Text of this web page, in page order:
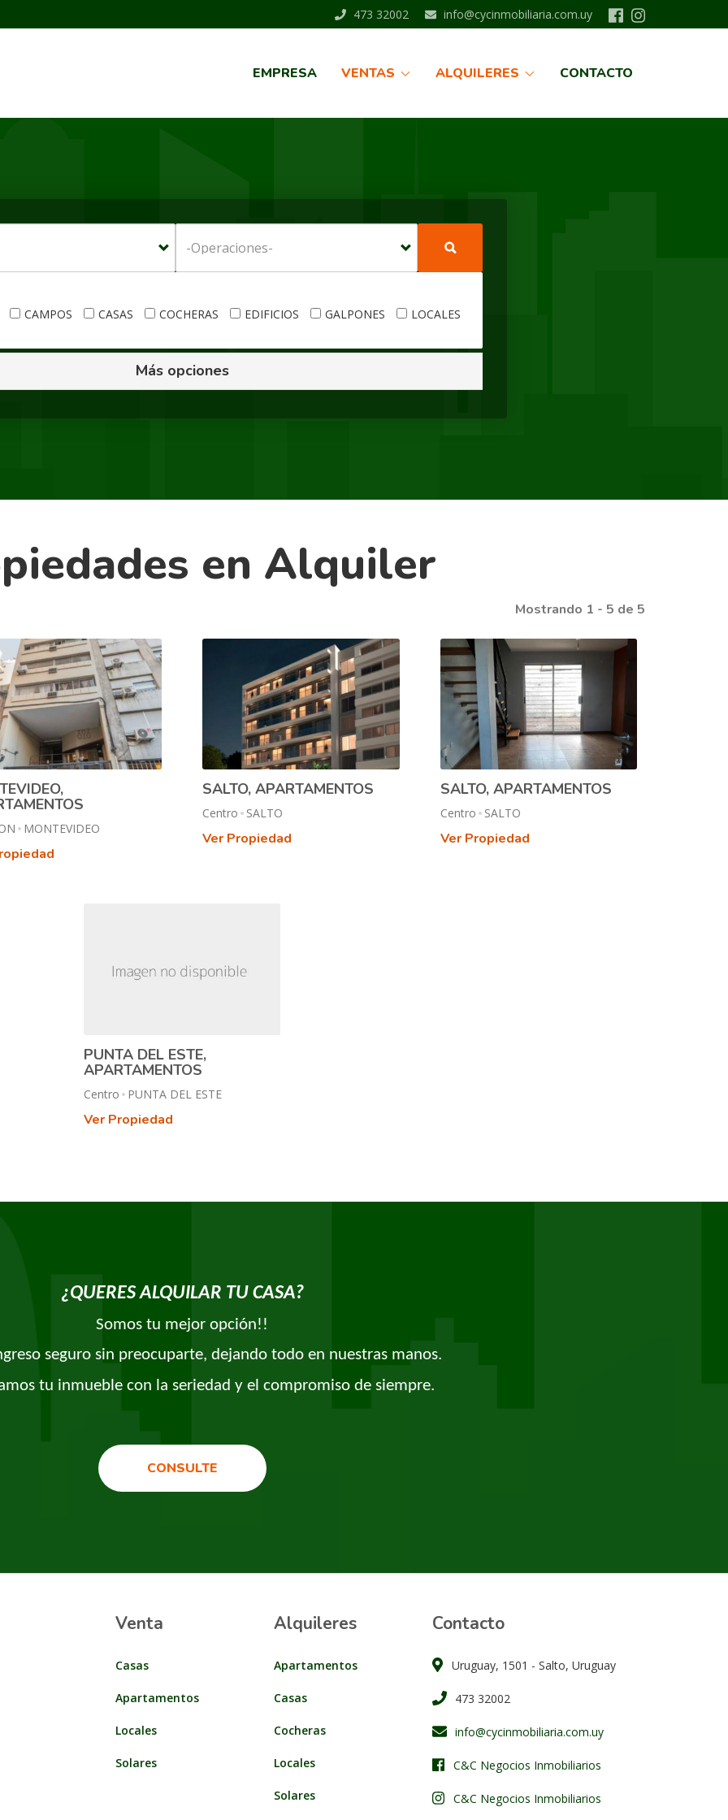
473 32002 info@cycinmobiliaria.com.uy
EMPRESA VENTAS ALQUILERES CONTACTO
CAMPOS CASAS COCHERAS EDIFICIOS GALPONES LOCALES
Más opciones
en Alquiler
Mostrando 1 - 5 de 5
MONTEVIDEO
SALTO, APARTAMENTOS
Centro SALTO
Ver Propiedad
SALTO, APARTAMENTOS
Centro SALTO
Ver Propiedad
PUNTA DEL ESTE,
APARTAMENTOS
Centro PUNTA DEL ESTE
Ver Propiedad
¿QUERES ALQUILAR TU CASA?
Somos tu mejor opción!!
seguro sin preocuparte, dejando todo en nuestras manos.
tu inmueble con la seriedad y el compromiso de siempre.
CONSULTE
Venta
Casas
Apartamentos
Locales
Solares
Alquileres
Apartamentos
Casas
Cocheras
Locales
Solares
Contacto
Uruguay, 1501 - Salto, Uruguay
473 32002
info@cycinmobiliaria.com.uy
C&C Negocios Inmobiliarios
C&C Negocios Inmobiliarios